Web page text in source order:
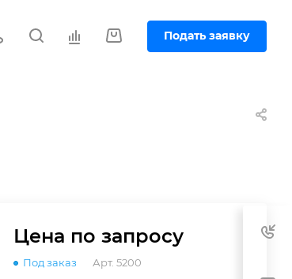
Подать заявку
Цена по запросу
Под заказ Арт. 5200